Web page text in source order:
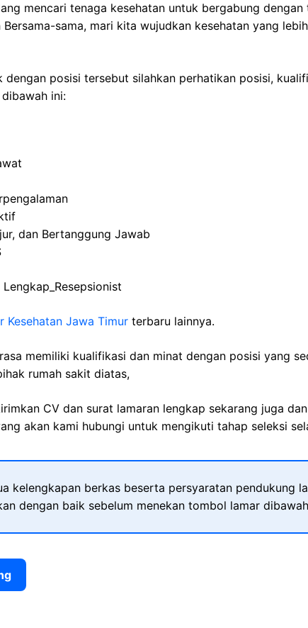
mencari tenaga kesehatan untuk bergabung dengan
sama, mari kita wujudkan kesehatan yang
dengan posisi tersebut silahkan perhatikan posisi,
ini:
dan Bertanggung Jawab
Lengkap_Resepsionist
Kesehatan Jawa Timur terbaru lainnya.
memiliki kualifikasi dan minat dengan posisi yang
rumah sakit diatas,
CV dan surat lamaran lengkap sekarang juga
akan kami hubungi untuk mengikuti tahap seleksi
kelengkapan berkas beserta persyaratan pendukung
dengan baik sebelum menekan tombol lamar